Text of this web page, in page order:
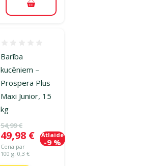
Pievienot grozam
Barība
kucēniem –
Prospera Plus
Maxi Junior, 15
kg
Oriģinālā cena
54,99 €
Cena
49,98 €
Cena par
100 g: 0,3 €
Atlaide
-9 %